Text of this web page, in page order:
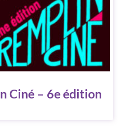
Ciné – 6e édition